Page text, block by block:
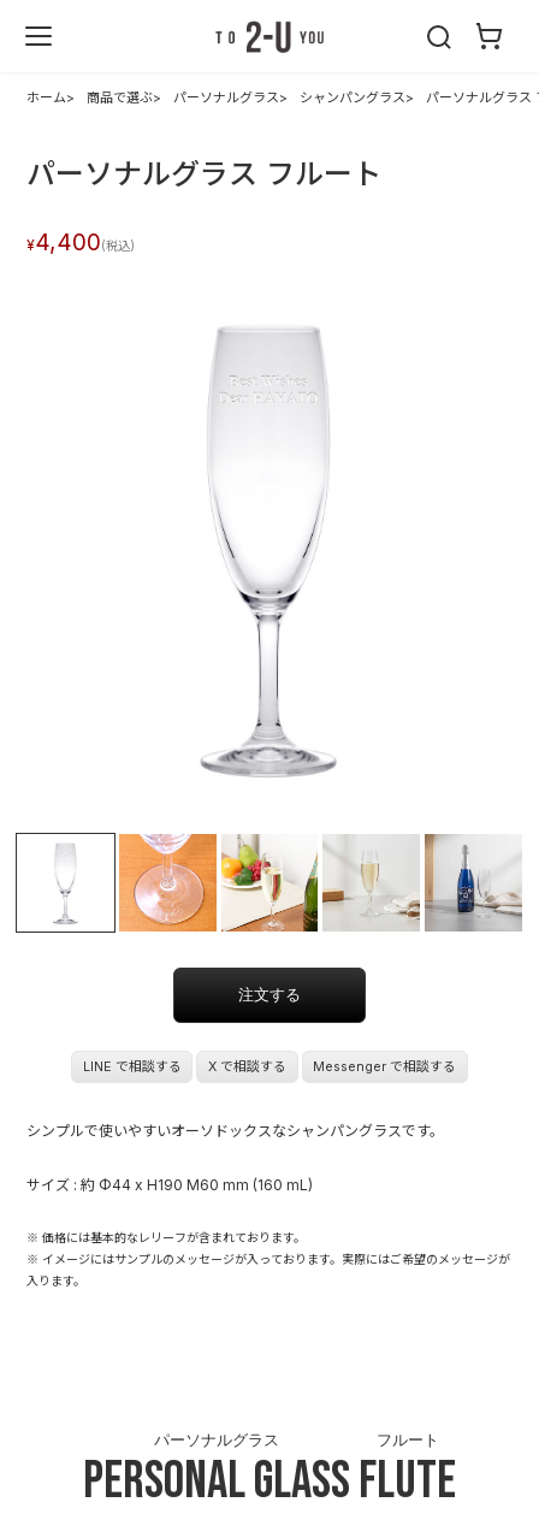
ホーム 商品で選ぶ パーソナルグラス シャンパングラス パーソナルグラス
パーソナルグラス フルート
4,400
LINE で相談する X で相談する Messenger で相談する
シンプルで使いやすいオーソドックスなシャンパングラスです。
サイズ : 約 Φ44 x H190 M60 mm (160 mL)
※ 価格には基本的なレリーフが含まれております。
※ イメージにはサンプルのメッセージが入っております。実際にはご希望のメッセージが
入ります。
Personal Glass
パーソナルグラス
Flute
フルート